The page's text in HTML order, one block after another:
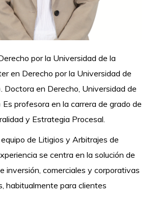
por la Universidad de la
en Derecho por la Universidad de
Doctora en Derecho, Universidad de
profesora en la carrera de grado de
y Estrategia Procesal.
de Litigios y Arbitrajes de
se centra en la solución de
inversión, comerciales y corporativas
habitualmente para clientes